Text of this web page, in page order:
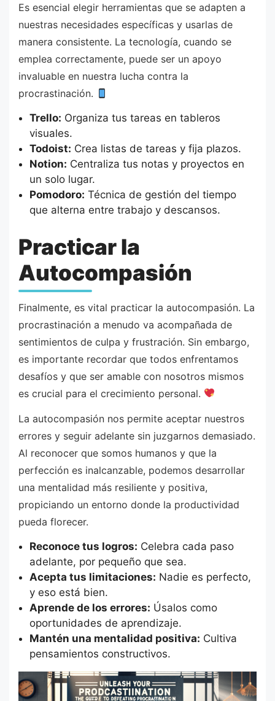
Es esencial elegir herramientas que se adapten a
nuestras necesidades específicas y usarlas de
manera consistente. La tecnología, cuando se
emplea correctamente, puede ser un apoyo
invaluable en nuestra lucha contra la
procrastinación.
Trello: Organiza tus tareas en tableros
visuales.
Todoist: Crea listas de tareas y fija plazos.
Notion: Centraliza tus notas y proyectos en
un solo lugar.
Pomodoro: Técnica de gestión del tiempo
que alterna entre trabajo y descansos.
Practicar la
Autocompasión
Finalmente, es vital practicar la autocompasión. La
procrastinación a menudo va acompañada de
sentimientos de culpa y frustración. Sin embargo,
es importante recordar que todos enfrentamos
desafíos y que ser amable con nosotros mismos
es crucial para el crecimiento personal.
La autocompasión nos permite aceptar nuestros
errores y seguir adelante sin juzgarnos demasiado.
Al reconocer que somos humanos y que la
perfección es inalcanzable, podemos desarrollar
una mentalidad más resiliente y positiva,
propiciando un entorno donde la productividad
pueda florecer.
Reconoce tus logros: Celebra cada paso
adelante, por pequeño que sea.
Acepta tus limitaciones: Nadie es perfecto,
y eso está bien.
Aprende de los errores: Úsalos como
oportunidades de aprendizaje.
Mantén una mentalidad positiva: Cultiva
pensamientos constructivos.